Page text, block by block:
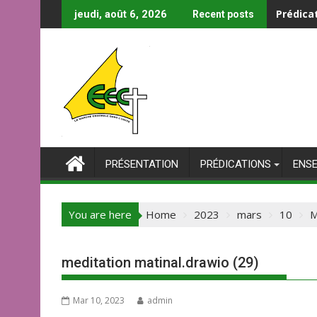
to
jeudi, août 6, 2026 Recent posts
PRÉSENTATION PRÉDICATIONS
You are here Home 2023 mars 10
meditation matinal.drawio (29)
Mar 10, 2023 admin